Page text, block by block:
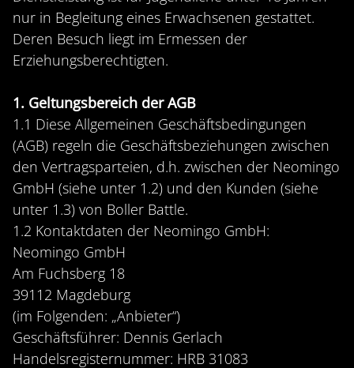
nur in Begleitung eines Erwachsenen gestattet.
Deren Besuch liegt im Ermessen der
Erziehungsberechtigten.
1. Geltungsbereich der AGB
1.1 Diese Allgemeinen Geschäftsbedingungen
(AGB) regeln die Geschäftsbeziehungen zwischen
den Vertragsparteien, d.h. zwischen der Neomingo
GmbH (siehe unter 1.2) und den Kunden (siehe
unter 1.3) von Boller Battle.
1.2 Kontaktdaten der Neomingo GmbH:
Neomingo GmbH
Am Fuchsberg 18
39112 Magdeburg
(im Folgenden: „Anbieter“)
Geschäftsführer: Dennis Gerlach
Handelsregisternummer: HRB 31083